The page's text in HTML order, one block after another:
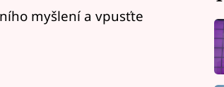
myšlení a vpusťte